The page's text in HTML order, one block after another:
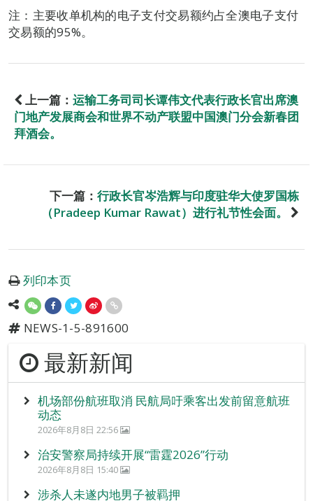
注：主要收单机构的电子支付交易额约占全澳电子支付
交易额的95%。
上一篇： 运输工务司司长谭伟文代表行政长官出席澳
门地产发展商会和世界不动产联盟中国澳门分会新春团
拜酒会。
下一篇： 行政长官岑浩辉与印度驻华大使罗国栋
（Pradeep Kumar Rawat）进行礼节性会面。
列印本页
NEWS-1-5-891600
最新新闻
机场部份航班取消 民航局吁乘客出发前留意航班
动态
2026年8月8日 22:56
治安警察局持续开展“雷霆2026”行动
2026年8月8日 15:40
涉杀人未遂内地男子被羁押